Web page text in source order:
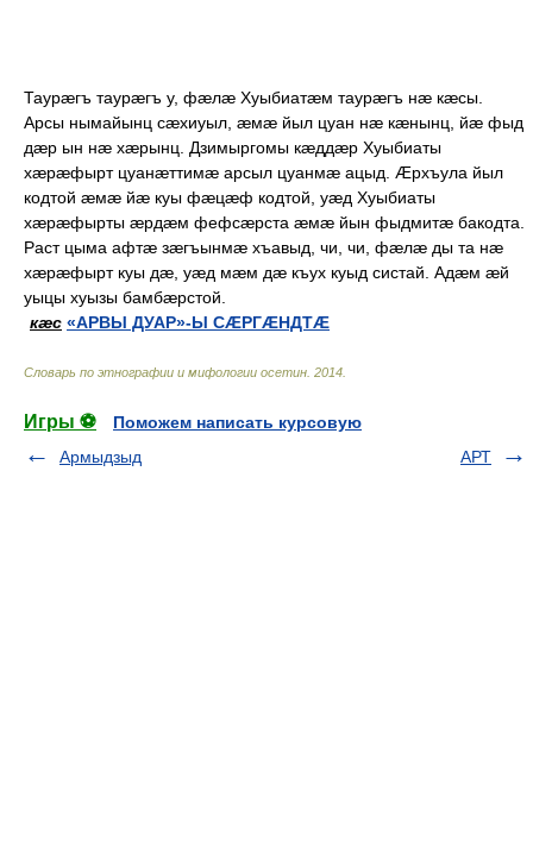
Таурæгъ таурæгъ у, фæлæ Хуыбиатæм таурæгъ нæ кæсы.
Арсы нымайынц сæхиуыл, æмæ йыл цуан нæ кæнынц, йæ фыд
дæр ын нæ хæрынц. Дзимыргомы кæддæр Хуыбиаты
хæрæфырт цуанæттимæ арсыл цуанмæ ацыд. Æрхъула йыл
кодтой æмæ йæ куы фæцæф кодтой, уæд Хуыбиаты
хæрæфырты æрдæм фефсæрста æмæ йын фыдмитæ бакодта.
Раст цыма афтæ зæгъынмæ хъавыд, чи, чи, фæлæ ды та нæ
хæрæфырт куы дæ, уæд мæм дæ къух куыд систай. Адæм æй
уыцы хуызы бамбæрстой.
кæс «АРВЫ ДУАР»-Ы СÆРГÆНДТÆ
Словарь по этнографии и мифологии осетин 2014
Игры ⚽
Поможем написать курсовую
Армыдзыд
АРТ